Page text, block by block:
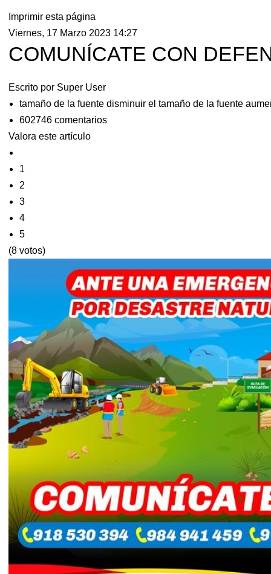
Imprimir esta página
Viernes, 17 Marzo 2023 14:27
COMUNÍCATE CON
Escrito por Super User
tamaño de la fuente disminuir el tamaño de la fuente
602746 comentarios
Valora este artículo
1
2
3
4
5
(8 votos)